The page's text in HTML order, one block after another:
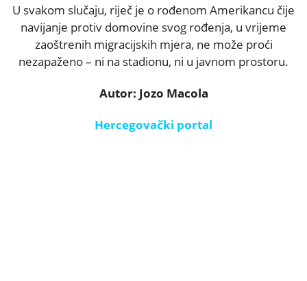
U svakom slučaju, riječ je o rođenom Amerikancu čije
navijanje protiv domovine svog rođenja, u vrijeme
zaoštrenih migracijskih mjera, ne može proći
nezapaženo – ni na stadionu, ni u javnom prostoru.
Autor: Jozo Macola
Hercegovački portal